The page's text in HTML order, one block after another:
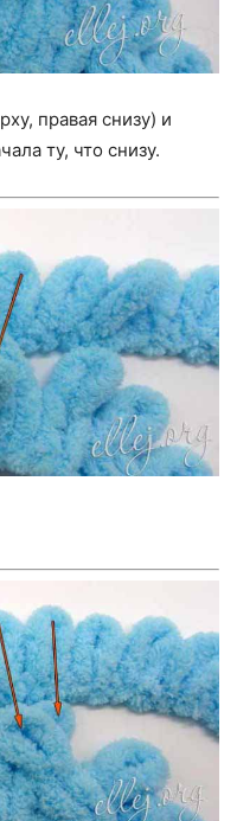
правая снизу) и
ту, что снизу.